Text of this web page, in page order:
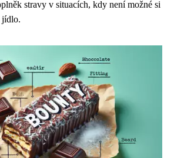
stravy v situacích, kdy není možné si
jídlo.